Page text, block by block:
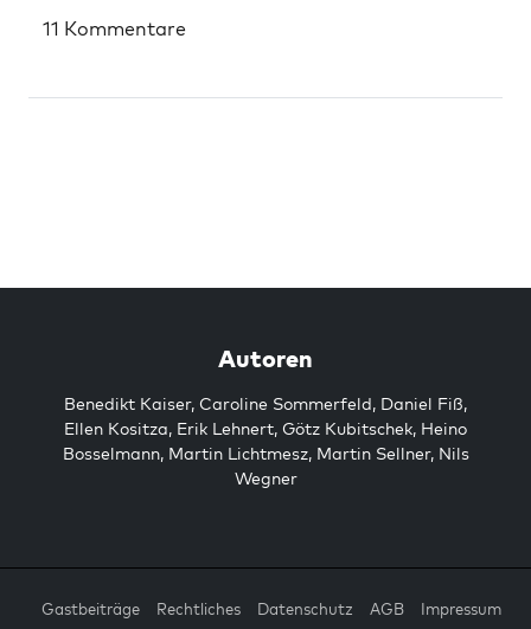
11 Kommentare
Autoren
Benedikt Kaiser, Caroline Sommerfeld, Daniel Fiß,
Ellen Kositza, Erik Lehnert, Götz Kubitschek, Heino
Bosselmann, Martin Lichtmesz, Martin Sellner, Nils
Wegner
Gastbeiträge Rechtliches Datenschutz AGB Impressum